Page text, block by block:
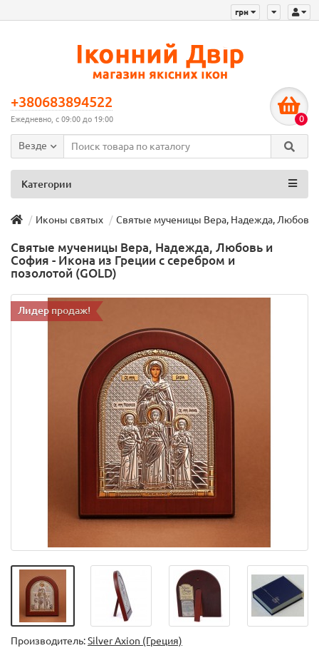
грн
+380683894522
Ежедневно, с 09:00 до 19:00 0
Везде
Категории
Иконы святых Святые мученицы Вера, Надежда, Любовь
Святые мученицы Вера, Надежда, Любовь и
София - Икона из Греции с серебром и
позолотой (GOLD)
Лидер продаж!
Производитель:Silver Axion (Греция)